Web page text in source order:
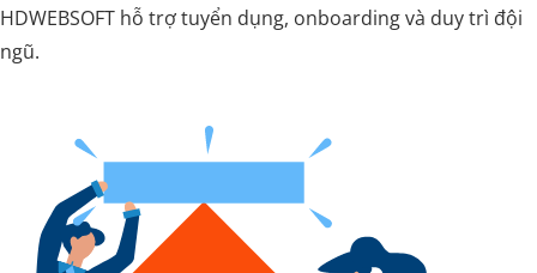
HDWEBSOFT hỗ trợ tuyển dụng, onboarding và duy trì đội
ngũ.